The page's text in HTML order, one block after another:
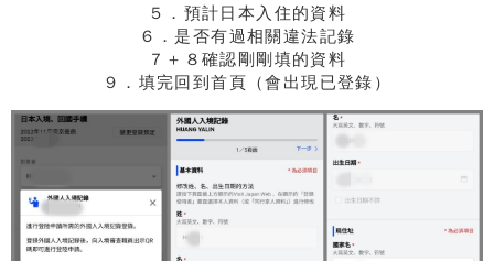
５．預計日本入住的資料
６．是否有過相關違法記錄
７＋８確認剛剛填的資料
９．填完回到首頁（會出現已登錄）